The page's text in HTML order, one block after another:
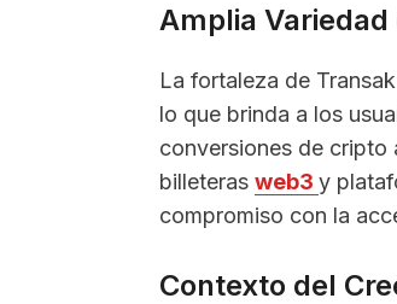
Amplia
La fortaleza de
lo que brinda a los
conversiones de cripto
billeteras web3 y
compromiso con la
Contexto del